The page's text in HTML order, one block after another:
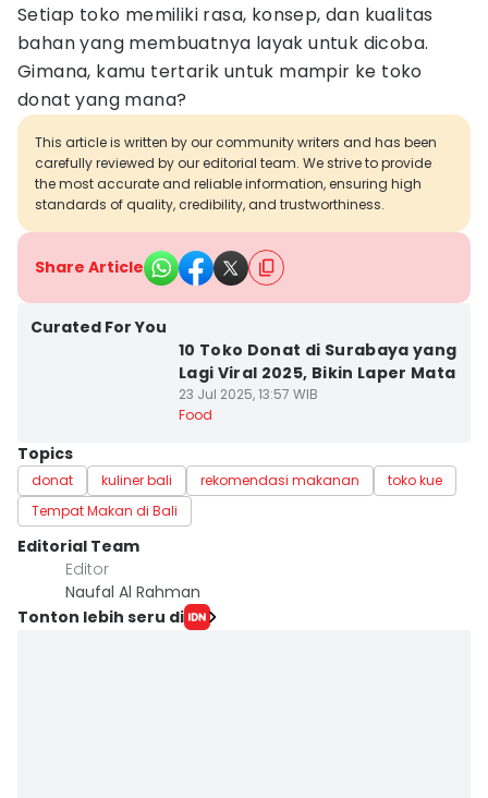
Setiap toko memiliki rasa, konsep, dan kualitas
bahan yang membuatnya layak untuk dicoba.
Gimana, kamu tertarik untuk mampir ke toko
donat yang mana?
This article is written by our community writers and has been
carefully reviewed by our editorial team. We strive to provide
the most accurate and reliable information, ensuring high
standards of quality, credibility, and trustworthiness.
Share Article
Curated For You
10 Toko Donat di Surabaya yang
Lagi Viral 2025, Bikin Laper Mata
23 Jul 2025, 13:57 WIB
Food
Topics
donat kuliner bali rekomendasi makanan
toko kue
Tempat Makan di Bali
Editorial Team
Editor
Naufal Al Rahman
Tonton lebih seru di